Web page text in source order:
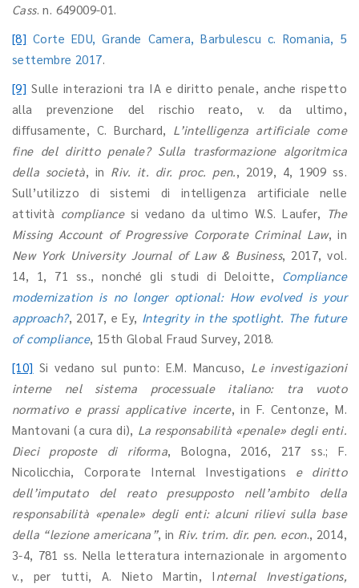
Cass. n. 649009-01.
[8] Corte EDU, Grande Camera, Barbulescu c. Romania, 5
settembre 2017.
[9] Sulle interazioni tra IA e diritto penale, anche rispetto
alla prevenzione del rischio reato, v. da ultimo,
diffusamente, C. Burchard, L’intelligenza artificiale come
fine del diritto penale? Sulla trasformazione algoritmica
della società, in Riv. it. dir. proc. pen., 2019, 4, 1909 ss.
Sull’utilizzo di sistemi di intelligenza artificiale nelle
attività compliancesi vedano da ultimo W.S. Laufer, The
Missing Account of Progressive Corporate Criminal Law, in
New York University Journal of Law & Business, 2017, vol.
14, 1, 71 ss., nonché gli studi di Deloitte, Compliance
modernization is no longer optional: How evolved is your
approach?, 2017, e Ey, Integrity in the spotlight. The future
of compliance, 15th Global Fraud Survey, 2018.
[10] Si vedano sul punto: E.M. Mancuso, Le investigazioni
interne nel sistema processuale italiano: tra vuoto
normativo e prassi applicative incerte, in F. Centonze, M.
Mantovani (a cura di), La responsabilità «penale» degli enti.
Dieci proposte di riforma, Bologna, 2016, 217 ss.; F.
Nicolicchia, Corporate Internal Investigations e diritto
dell’imputato del reato presupposto nell’ambito della
responsabilità «penale» degli enti: alcuni rilievi sulla base
della “lezione americana”, in Riv. trim. dir. pen. econ., 2014,
3-4, 781 ss. Nella letteratura internazionale in argomento
v., per tutti, A. Nieto Martin, I nternal Investigations,